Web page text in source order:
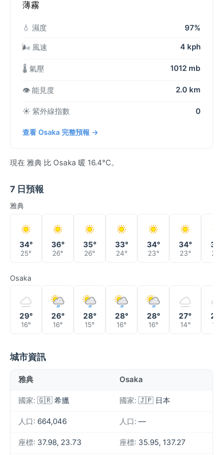
薄霧
💧 濕度 97%
🌬️ 風速 4 kph
🌡️ 氣壓 1012 mb
👁️ 能見度 2.0 km
☀️ 紫外線指數 0
查看 Osaka 完整預報 →
現在 雅典 比 Osaka 暖 16.4°C。
7 日預報
雅典
34°
25°
36°
26°
35°
26°
33°
24°
34°
23°
34°
23° 23°
Osaka
29°
16°
26°
16°
28°
15°
28°
16°
28°
16°
27°
14° 13°
城市資訊
雅典 Osaka
國家: 🇬🇷 希臘 國家: 🇯🇵 日本
人口: 664,046 人口: —
座標: 37.98, 23.73 座標: 35.95, 137.27